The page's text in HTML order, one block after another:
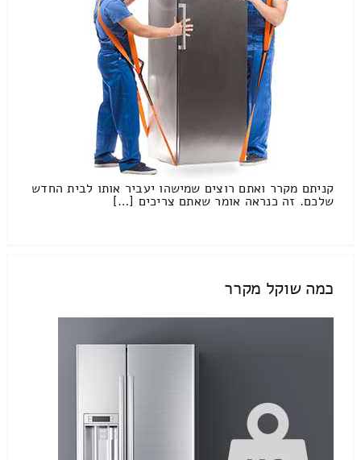
קניתם מקרר ואתם רוצים שמישהו יעביר אותו לבית החדש
שלכם. זה כנראה אומר שאתם צריכים […]
כמה שוקל מקרר